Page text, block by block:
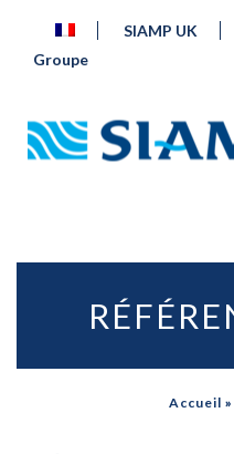
SIAMP UK
Groupe
Accueil »